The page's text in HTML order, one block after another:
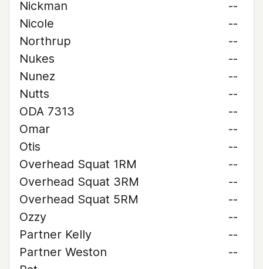
Nickman
--
Nicole
--
Northrup
--
Nukes
--
Nunez
--
Nutts
--
ODA 7313
--
Omar
--
Otis
--
Overhead Squat 1RM
--
Overhead Squat 3RM
--
Overhead Squat 5RM
--
Ozzy
--
Partner Kelly
--
Partner Weston
--